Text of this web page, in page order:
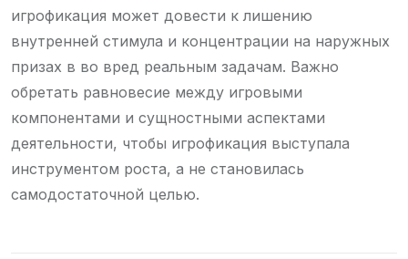
игрофикация может довести к лишению
внутренней стимула и концентрации на наружных
призах в во вред реальным задачам. Важно
обретать равновесие между игровыми
компонентами и сущностными аспектами
деятельности, чтобы игрофикация выступала
инструментом роста, а не становилась
самодостаточной целью.